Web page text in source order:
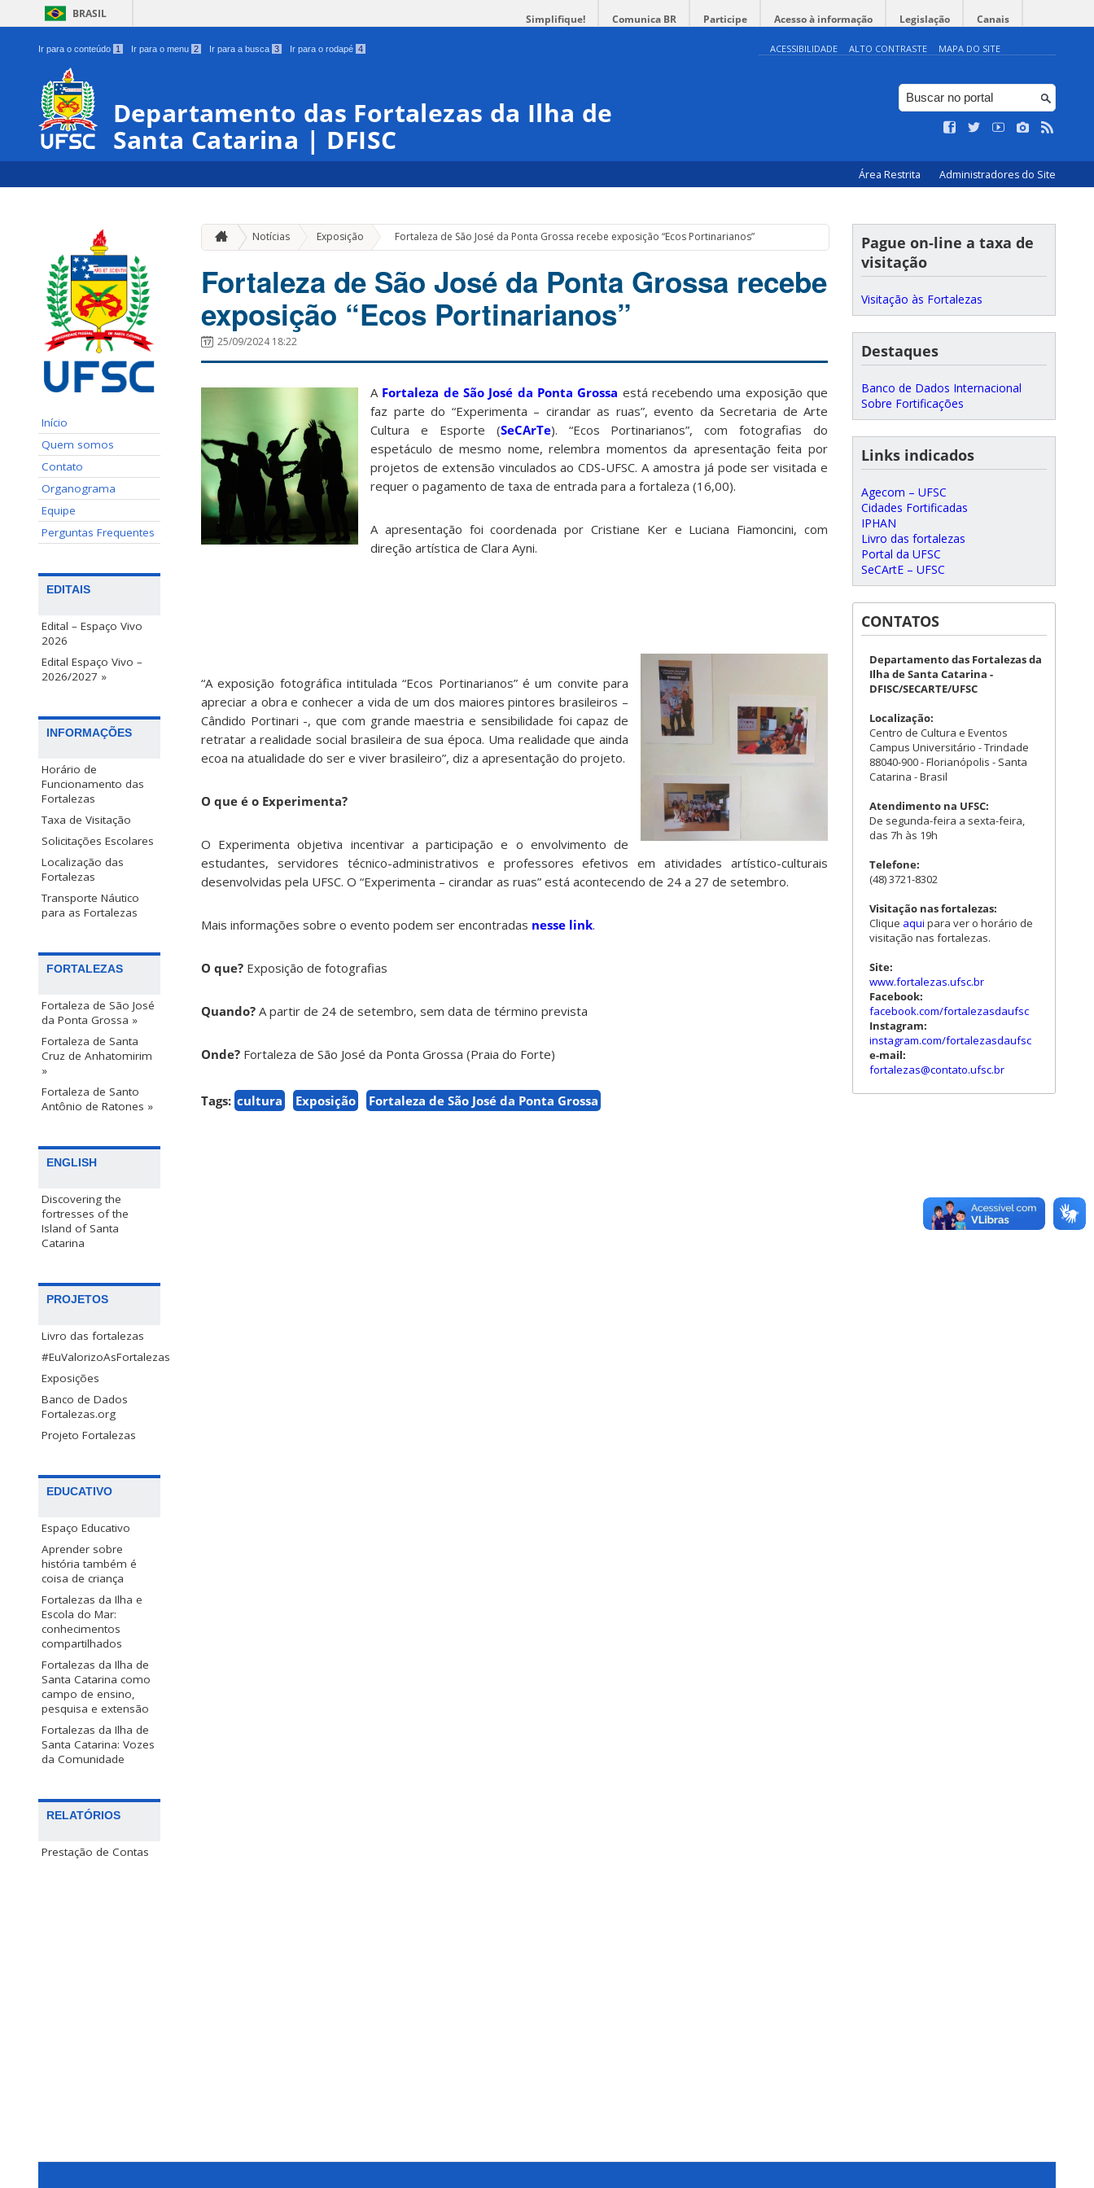
BRASIL Simplifique! Comunica BR Participe Acesso à informação Legislação Canais
Ir para o conteúdo 1 Ir para o menu 2 Ir para a busca 3 Ir para o rodapé 4 ACESSIBILIDADE ALTO CONTRASTE MAPA DO SITE
Departamento das Fortalezas da Ilha de
Santa Catarina | DFISC
Área Restrita Administradores do Site
Início
Quem somos
Contato
Organograma
Equipe
Perguntas Frequentes
EDITAIS
Edital – Espaço Vivo
2026
Edital Espaço Vivo –
2026/2027 »
INFORMAÇÕES
Horário de
Funcionamento das
Fortalezas
Taxa de Visitação
Solicitações Escolares
Localização das
Fortalezas
Transporte Náutico
para as Fortalezas
FORTALEZAS
Fortaleza de São José
da Ponta Grossa »
Fortaleza de Santa
Cruz de Anhatomirim
»
Fortaleza de Santo
Antônio de Ratones »
ENGLISH
Discovering the
fortresses of the
Island of Santa
Catarina
PROJETOS
Livro das fortalezas
#EuValorizoAsFortalezas
Exposições
Banco de Dados
Fortalezas.org
Projeto Fortalezas
EDUCATIVO
Espaço Educativo
Aprender sobre
história também é
coisa de criança
Fortalezas da Ilha e
Escola do Mar:
conhecimentos
compartilhados
Fortalezas da Ilha de
Santa Catarina como
campo de ensino,
pesquisa e extensão
Fortalezas da Ilha de
Santa Catarina: Vozes
da Comunidade
RELATÓRIOS
Prestação de Contas
Notícias Exposição » Fortaleza de São José da Ponta Grossa recebe exposição “Ecos Portinarianos”
Fortaleza de São José da Ponta Grossa recebe
exposição “Ecos Portinarianos”
25/09/2024 18:22
A Fortaleza de São José da Ponta Grossa está recebendo uma exposição que
faz parte do “Experimenta – cirandar as ruas”, evento da Secretaria de Arte
Cultura e Esporte (SeCArTe). “Ecos Portinarianos”, com fotografias do
espetáculo de mesmo nome, relembra momentos da apresentação feita por
projetos de extensão vinculados ao CDS-UFSC. A amostra já pode ser visitada e
requer o pagamento de taxa de entrada para a fortaleza (16,00).
A apresentação foi coordenada por Cristiane Ker e Luciana Fiamoncini, com
direção artística de Clara Ayni.
“A exposição fotográfica intitulada “Ecos Portinarianos” é um convite para
apreciar a obra e conhecer a vida de um dos maiores pintores brasileiros –
Cândido Portinari -, que com grande maestria e sensibilidade foi capaz de
retratar a realidade social brasileira de sua época. Uma realidade que ainda
ecoa na atualidade do ser e viver brasileiro”, diz a apresentação do projeto.
O que é o Experimenta?
O Experimenta objetiva incentivar a participação e o envolvimento de
estudantes, servidores técnico-administrativos e professores efetivos em atividades artístico-culturais
desenvolvidas pela UFSC. O “Experimenta – cirandar as ruas” está acontecendo de 24 a 27 de setembro.
Mais informações sobre o evento podem ser encontradas nesse link.
O que? Exposição de fotografias
Quando? A partir de 24 de setembro, sem data de término prevista
Onde? Fortaleza de São José da Ponta Grossa (Praia do Forte)
Tags: cultura Exposição Fortaleza de São José da Ponta Grossa
Pague on-line a taxa de
visitação
Visitação às Fortalezas
Destaques
Banco de Dados Internacional
Sobre Fortificações
Links indicados
Agecom – UFSC
Cidades Fortificadas
IPHAN
Livro das fortalezas
Portal da UFSC
SeCArtE – UFSC
CONTATOS
Departamento das Fortalezas da
Ilha de Santa Catarina -
DFISC/SECARTE/UFSC
Localização:
Centro de Cultura e Eventos
Campus Universitário - Trindade
88040-900 - Florianópolis - Santa
Catarina - Brasil
Atendimento na UFSC:
De segunda-feira a sexta-feira,
das 7h às 19h
Telefone:
(48) 3721-8302
Visitação nas fortalezas:
Clique aqui para ver o horário de
visitação nas fortalezas.
Site:
www.fortalezas.ufsc.br
Facebook:
facebook.com/fortalezasdaufsc
Instagram:
instagram.com/fortalezasdaufsc
e-mail:
fortalezas@contato.ufsc.br